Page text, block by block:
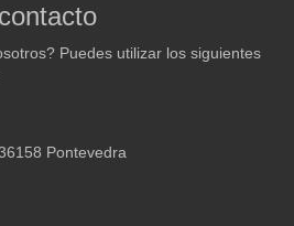
Puedes utilizar los siguientes
Pontevedra